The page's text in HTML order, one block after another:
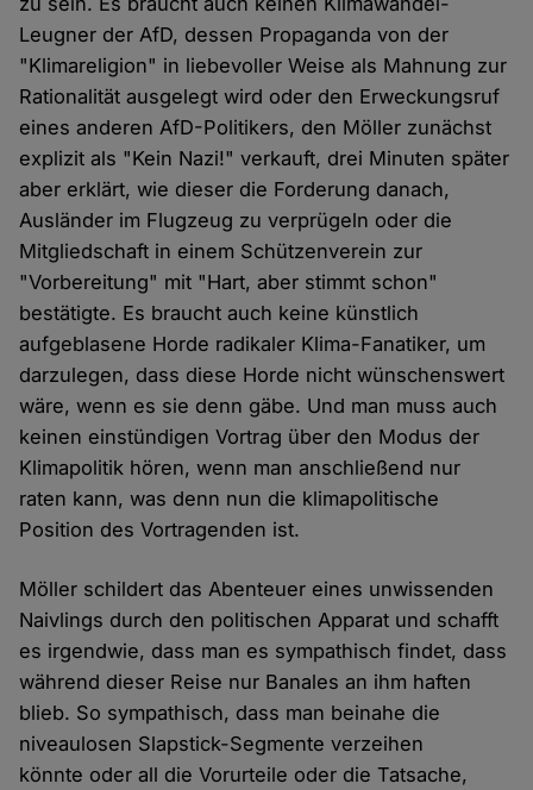
Leugner der AfD, dessen Propaganda von der
"Klimareligion" in liebevoller Weise als Mahnung zur
Rationalität ausgelegt wird oder den Erweckungsruf
eines anderen AfD-Politikers, den Möller zunächst
explizit als "Kein Nazi!" verkauft, drei Minuten später
aber erklärt, wie dieser die Forderung danach,
Ausländer im Flugzeug zu verprügeln oder die
Mitgliedschaft in einem Schützenverein zur
"Vorbereitung" mit "Hart, aber stimmt schon"
bestätigte. Es braucht auch keine künstlich
aufgeblasene Horde radikaler Klima-Fanatiker, um
darzulegen, dass diese Horde nicht wünschenswert
wäre, wenn es sie denn gäbe. Und man muss auch
keinen einstündigen Vortrag über den Modus der
Klimapolitik hören, wenn man anschließend nur
raten kann, was denn nun die klimapolitische
Position des Vortragenden ist.
Möller schildert das Abenteuer eines unwissenden
Naivlings durch den politischen Apparat und schafft
es irgendwie, dass man es sympathisch findet, dass
während dieser Reise nur Banales an ihm haften
blieb. So sympathisch, dass man beinahe die
niveaulosen Slapstick-Segmente verzeihen
könnte oder all die Vorurteile oder die Tatsache,